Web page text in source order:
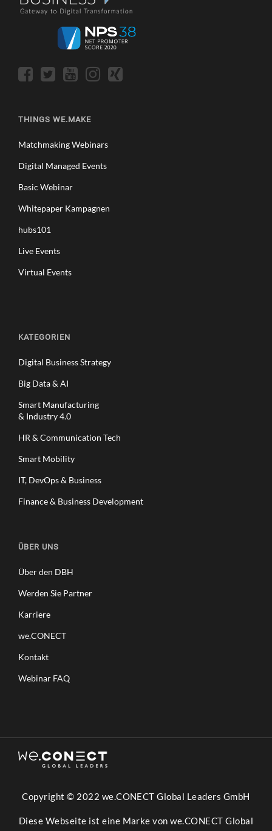
THINGS WE.MAKE
Matchmaking Webinars
Digital Managed Events
Basic Webinar
Whitepaper Kampagnen
hubs101
Live Events
Virtual Events
KATEGORIEN
Digital Business Strategy
Big Data & AI
Smart Manufacturing
& Industry 4.0
HR & Communication Tech
Smart Mobility
IT, DevOps & Business
Finance & Business Development
ÜBER UNS
Über den DBH
Werden Sie Partner
Karriere
we.CONECT
Kontakt
Webinar FAQ
Copyright © 2022 we.CONECT Global Leaders GmbH
Diese Webseite ist eine Marke von we.CONECT Global